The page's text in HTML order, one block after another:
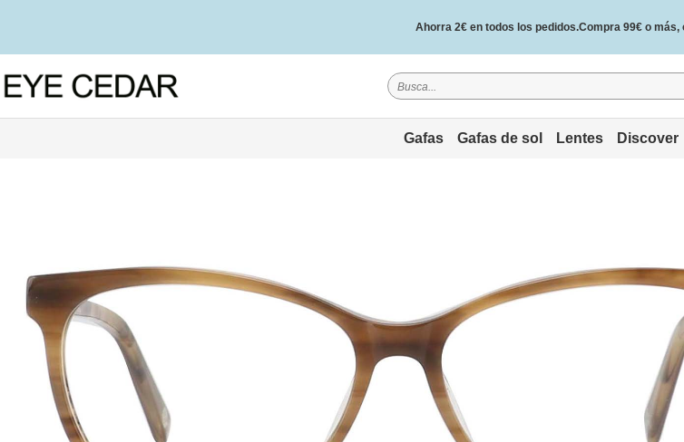
Ahorra 2€ en todos los pedidos.Compra 99€ o más,
2 años de garantía de calidad y 30 días de garantía
Gafas Gafas de sol Lentes Discover